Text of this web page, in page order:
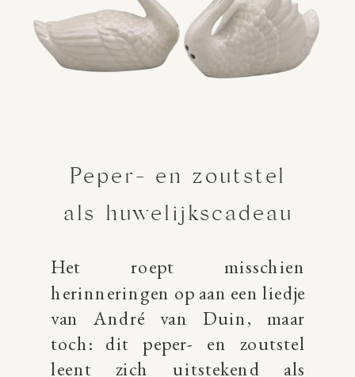
Peper- en zoutstel
als huwelijkscadeau
Het roept misschien
herinneringen op aan een liedje
van André van Duin, maar
toch: dit peper- en zoutstel
leent zich uitstekend als